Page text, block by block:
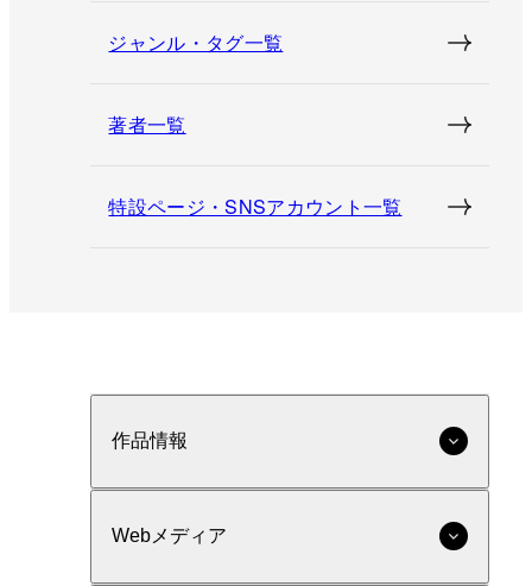
ジャンル・タグ一覧
著者一覧
特設ページ・SNSアカウント一覧
作品情報
Webメディア